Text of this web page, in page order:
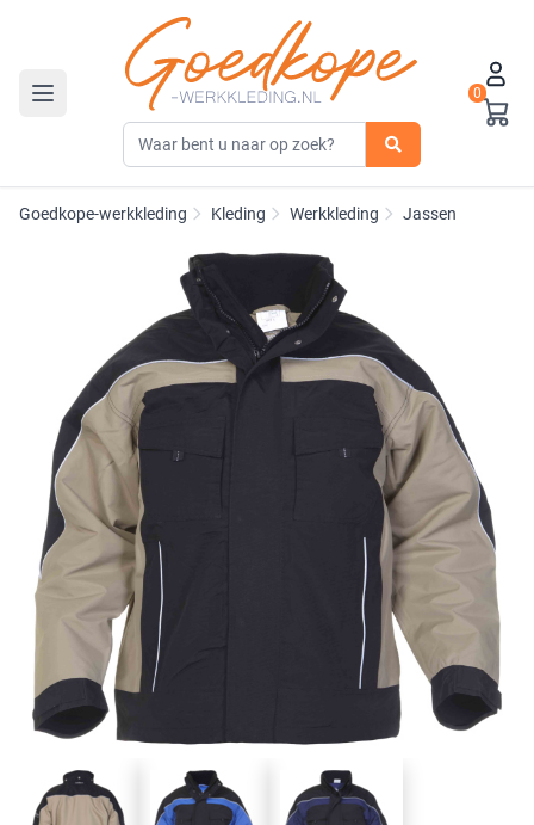
Toggle navigation
0
Goedkope-werkkleding Kleding Werkkleding Jassen